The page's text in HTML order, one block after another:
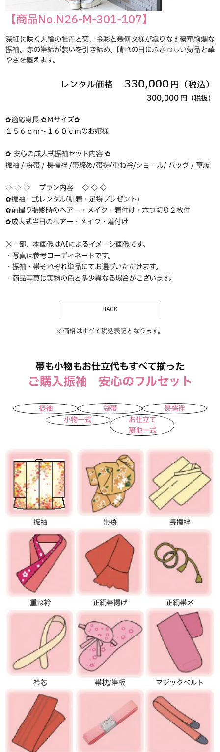
【商品No.N26-M-301-107】
深紅に咲く大輪の牡丹と菊、金彩と幾何文様が織りなす豪華絢爛な
振袖。赤の帯締が装いを引き締め、晴れの日にふさわしい気品と華
やぎを纏えます。
レンタル価格 330,000円（税込）
300,000 円（税抜）
✿適応身長 ✿Ｍサイズ✿
１５６ｃｍ〜１６０ｃｍのお嬢様
✿ 安心の成人式振袖セット内容 ✿
振袖 / 袋帯 / 長襦袢 /帯締め/帯揚/重ね衿/ショール/ バッグ / 草履
◇ ◇ ◇ プラン内容 ◇ ◇ ◇
✿振袖一式レンタル(肌着・足袋プレゼント)
✿前撮り撮影時のヘアー・メイク・着付け・六つ切り２枚付
✿成人式当日のヘアー・メイク・着付け
※一部、本画像はAIによるイメージ画像です。
・写真は参考コーディネートです。
・振袖・帯それぞれ単品にてお選びいただけます。
・商品写真は実物の色と多少異なる場合がございます。
BACK
※価格はすべて税込表記となります。
帯も小物もお仕立代もすべて揃った
ご購入振袖 安心のフルセット
振袖 袋帯
長襦袢
小物一式
お仕立て
裏地一式
振袖 帯袋 長襦袢
重ね衿 正絹帯揚げ 正絹帯〆
衿芯 帯枕/帯板 マジックベルト